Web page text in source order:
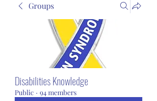
Groups
Disabilities Knowledge
Public · 94 members